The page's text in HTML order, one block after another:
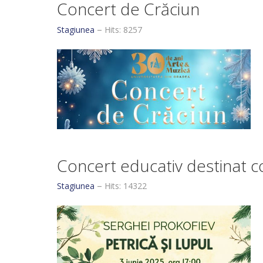
Concert de Crăciun
Stagiunea Hits: 8257
Concert educativ destinat
Stagiunea Hits: 14322